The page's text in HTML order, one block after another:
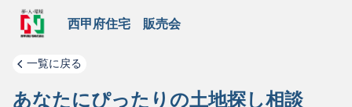
西甲府住宅 販売会
一覧に戻る
あなたにぴったりの土地探し相談